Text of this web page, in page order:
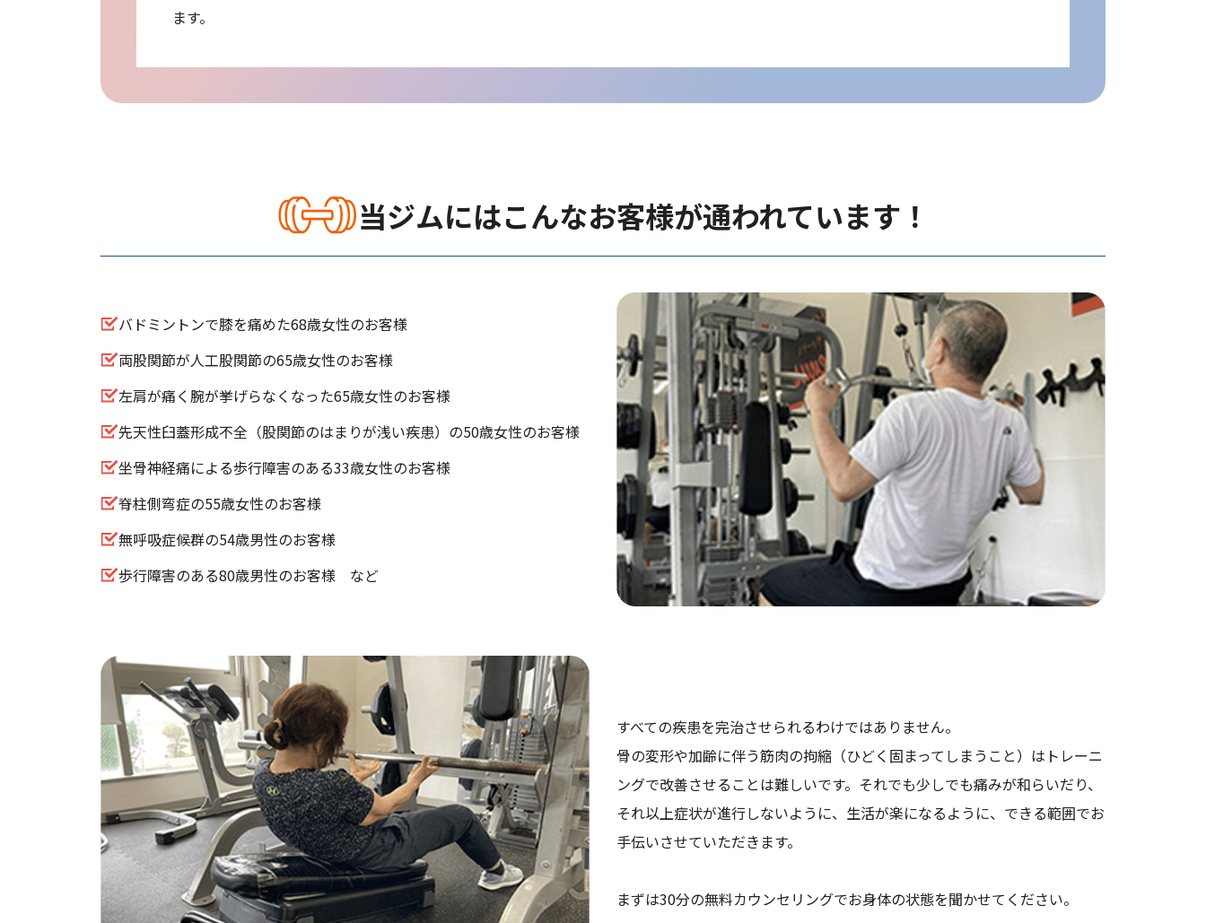
ます。
当ジムにはこんなお客様が通われています！
バドミントンで膝を痛めた68歳女性のお客様
両股関節が人工股関節の65歳女性のお客様
左肩が痛く腕が挙げらなくなった65歳女性のお客様
先天性臼蓋形成不全（股関節のはまりが浅い疾患）の50歳女性のお客様
坐骨神経痛による歩行障害のある33歳女性のお客様
脊柱側弯症の55歳女性のお客様
無呼吸症候群の54歳男性のお客様
歩行障害のある80歳男性のお客様 など
すべての疾患を完治させられるわけではありません。
骨の変形や加齢に伴う筋肉の拘縮（ひどく固まってしまうこと）はトレーニ
ングで改善させることは難しいです。それでも少しでも痛みが和らいだり、
それ以上症状が進行しないように、生活が楽になるように、できる範囲でお
手伝いさせていただきます。
まずは30分の無料カウンセリングでお身体の状態を聞かせてください。